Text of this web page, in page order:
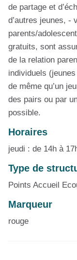
de partage et
d’autres jeunes, -
parents/
gratuits, sont
de la relation
individuels
de même qu’un
des pairs ou par
possible.
Horaires
jeudi : de 14h à
Type de
Points Accueil
Marqueur
rouge